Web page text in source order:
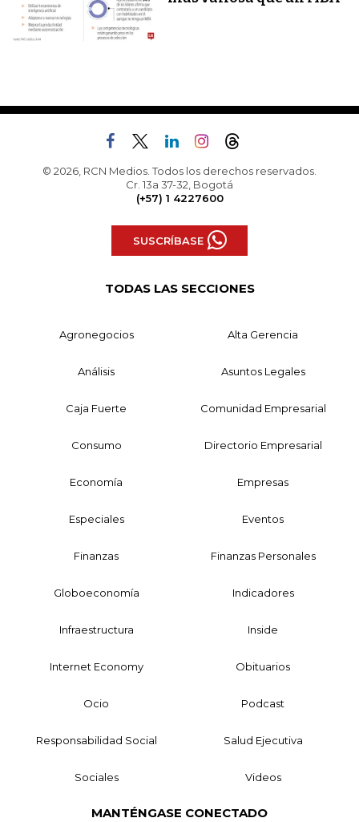
© 2026, RCN Medios. Todos los derechos reservados.
Cr. 13a 37-32, Bogotá
(+57) 1 4227600
SUSCRÍBASE
TODAS LAS SECCIONES
Agronegocios Alta Gerencia
Análisis Asuntos Legales
Caja Fuerte Comunidad Empresarial
Consumo Directorio Empresarial
Economía Empresas
Especiales Eventos
Finanzas Finanzas Personales
Globoeconomía Indicadores
Infraestructura Inside
Internet Economy Obituarios
Ocio Podcast
Responsabilidad Social Salud Ejecutiva
Sociales Videos
MANTÉNGASE CONECTADO